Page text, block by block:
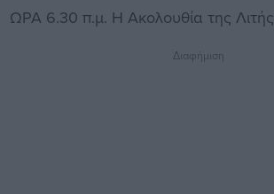
ΩΡΑ 6.30 π.μ. Η Ακολουθία της Λιτής
Διαφήμιση